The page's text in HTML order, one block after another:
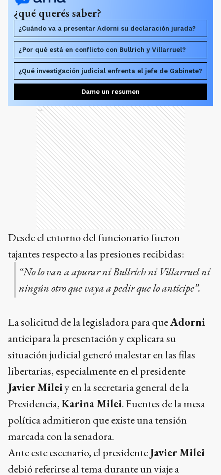
¿qué querés saber?
¿Cuándo va a presentar Adorni su declaración jurada?
¿Por qué está en conflicto con Bullrich y Villarruel?
¿Qué investigación judicial enfrenta el jefe de Gabinete?
Dame un resumen
Ads
Desde el entorno del funcionario fueron
tajantes respecto a las presiones recibidas:
“No lo van a apurar ni Bullrich ni Villarruel ni
ningún otro que vaya a pedir que lo anticipe”.
La solicitud de la legisladora para queAdorni
anticipara la presentación y explicara su
situación judicial generó malestar en las filas
libertarias, especialmente en el presidente
Javier Mileiy en la secretaria general de la
Presidencia,Karina Milei. Fuentes de la mesa
política admitieron que existe una tensión
marcada con la senadora.
Ante este escenario, el presidenteJavier Milei
debió referirse al tema durante un viaje a